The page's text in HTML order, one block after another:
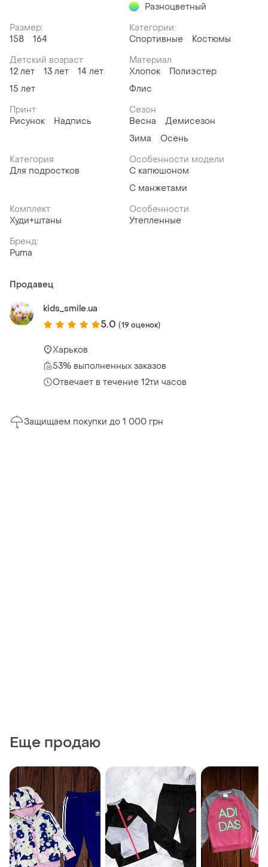
Разноцветный
Размер:
158
164
Категории:
Спортивные
Костюмы
Детский возраст
12 лет
13 лет
14 лет
15 лет
Материал
Хлопок
Полиэстер
Флис
Принт
Рисунок
Надпись
Сезон
Весна
Демисезон
Зима
Осень
Категория
Для подростков
Особенности модели
С капюшоном
С манжетами
Комплект
Худи+штаны
Особенности
Утепленные
Бренд:
Puma
Продавец
kids_smile.ua
5.0 (19 оценок)
Харьков
53% выполненных заказов
Отвечает в течение 12ти часов
Защищаем покупки до 1 000 грн
Еще продаю